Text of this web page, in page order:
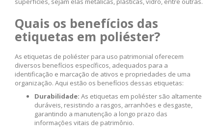
Quais os benefícios das
etiquetas em poliéster?
As etiquetas de poliéster para uso patrimonial oferecem
diversos benefícios específicos, adequados para a
identificação e marcação de ativos e propriedades de uma
organização. Aqui estão os benefícios dessas etiquetas:
Durabilidade: As etiquetas em poliéster são altamente
duráveis, resistindo a rasgos, arranhões e desgaste,
garantindo a manutenção a longo prazo das
informações vitais de patrimônio.